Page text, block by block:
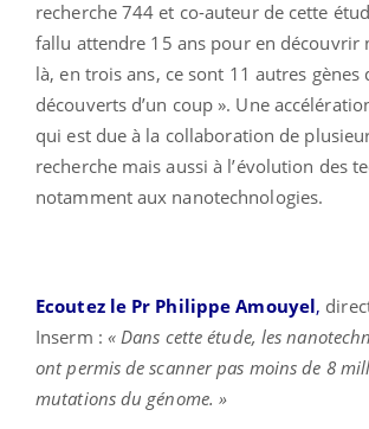
recherche 744 et co-auteur de cette
fallu attendre 15 ans pour en découvrir
là, en trois ans, ce sont 11 autres gènes
découverts d’un coup ». Une
qui est due à la collaboration de
recherche mais aussi à l’évolution des
notamment aux nanotechnologies.
Ecoutez le Pr Philippe Amouyel,
Inserm : « Dans cette étude, les
ont permis de scanner pas moins de 8
mutations du génome. »